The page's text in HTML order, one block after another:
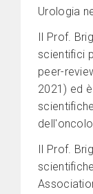
Urologia
Il Prof.
scientifici
peer-
2021) ed
Il Prof.